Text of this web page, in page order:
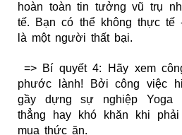
hoàn toàn tin tưởng vũ trụ
tế. Bạn có thể không thực tế
là một người thất bại.
=> Bí quyết 4: Hãy xem
phước lành! Bởi công việc
gầy dựng sự nghiệp Yoga
thẳng hay khó khăn khi
mua thức ăn.